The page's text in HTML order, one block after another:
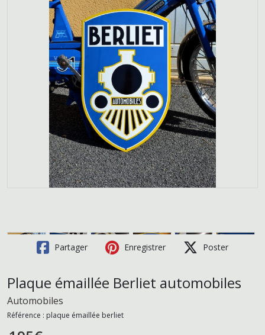
Partager Enregistrer Poster
Plaque émaillée Berliet automobiles
Automobiles
Référence : plaque émaillée berliet